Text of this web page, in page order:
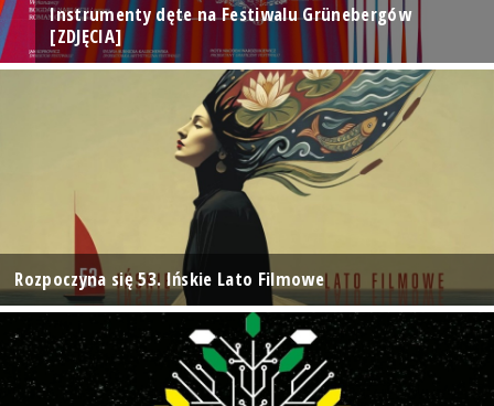
Instrumenty dęte na Festiwalu Grünebergów
[ZDJĘCIA]
Rozpoczyna się 53. Ińskie Lato Filmowe